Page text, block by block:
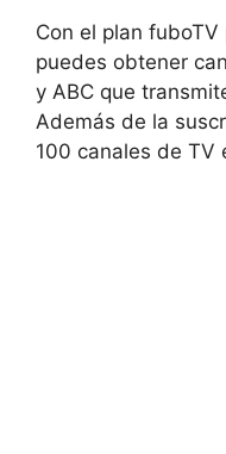
Con el plan
puedes obtener
y ABC que
Además de la
100 canales de TV